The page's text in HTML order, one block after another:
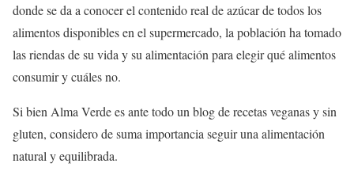
donde se da a conocer el contenido real de azúcar de todos los
alimentos disponibles en el supermercado, la población ha tomado
las riendas de su vida y su alimentación para elegir qué alimentos
consumir y cuáles no.
Si bien Alma Verde es ante todo un blog de recetas veganas y sin
gluten, considero de suma importancia seguir una alimentación
natural y equilibrada.